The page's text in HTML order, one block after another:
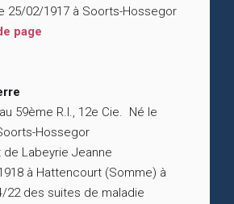
25/02/1917 à Soorts-Hossegor
page
59ème R.I., 12e Cie. Né le
Hossegor
de Labeyrie Jeanne
à Hattencourt (Somme) à
22 des suites de maladie